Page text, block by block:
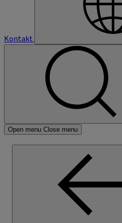
Kontakt
Open menu Close menu